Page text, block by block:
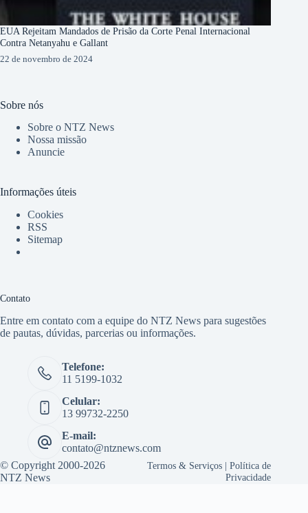
EUA Rejeitam Mandados de Prisão da Corte Penal Internacional
Contra Netanyahu e Gallant
22 de novembro de 2024
Sobre nós
Sobre o NTZ News
Nossa missão
Anuncie
Informações úteis
Cookies
RSS
Sitemap
Contato
Entre em contato com a equipe do NTZ News para sugestões
de pautas, dúvidas, parcerias ou informações.
Telefone:
11 5199-1032
Celular:
13 99732-2250
E-mail:
contato@ntznews.com
© Copyright 2000-2026
NTZ News
Termos & Serviços |Política de
Privacidade